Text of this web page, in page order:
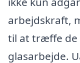
arbejdskraft,
til at træffe de
glasarbejde.